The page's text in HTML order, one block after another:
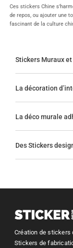
Ces stickers Chine
de repos, ou ajouter une
fascinant de la culture
Stickers Muraux
La décoration
La déco murale
Des Stickers
Création de stickers
Stickers de